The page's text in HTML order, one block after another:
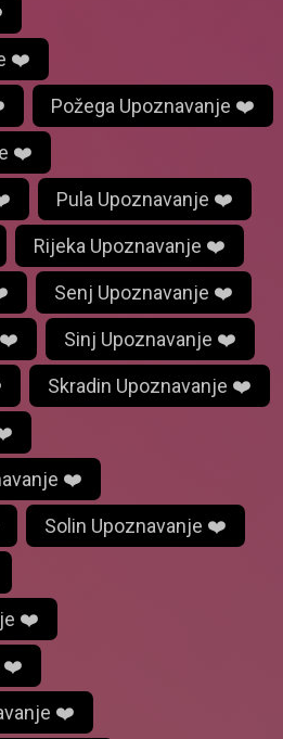
❤️
Požega Upoznavanje ❤️
❤️
Pula Upoznavanje ❤️
Rijeka Upoznavanje ❤️
Senj Upoznavanje ❤️
❤️ Sinj Upoznavanje ❤️
Skradin Upoznavanje ❤️
❤️
Solin Upoznavanje ❤️
❤️
❤️
❤️